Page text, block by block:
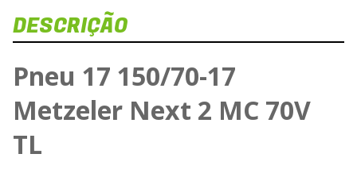
DESCRIÇÃO
Pneu 17 150/70-17
Metzeler Next 2 MC 70V
TL